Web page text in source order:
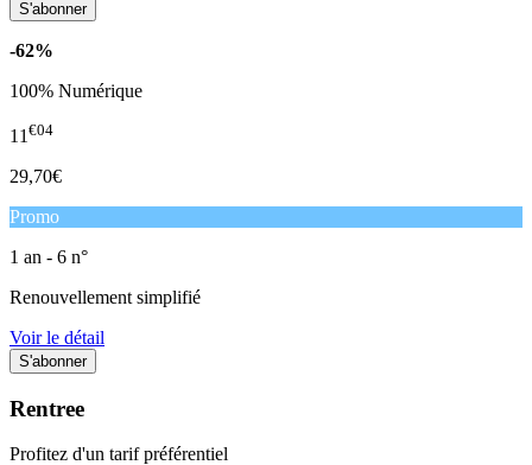
-62%
100% Numérique
11 €04
29,70€
Promo
1 an - 6 n°
Renouvellement simplifié
Voir le détail
Rentree
Profitez d'un tarif préférentiel